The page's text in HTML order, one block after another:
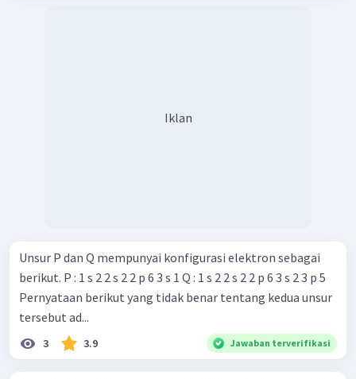
Iklan
Unsur P dan Q mempunyai konfigurasi elektron sebagai
berikut. P : 1 s 2 2 s 2 2 p 6 3 s 1 Q : 1 s 2 2 s 2 2 p 6 3 s 2 3 p 5
Pernyataan berikut yang tidak benar tentang kedua unsur
tersebut ad...
3 3.9 Jawaban terverifikasi